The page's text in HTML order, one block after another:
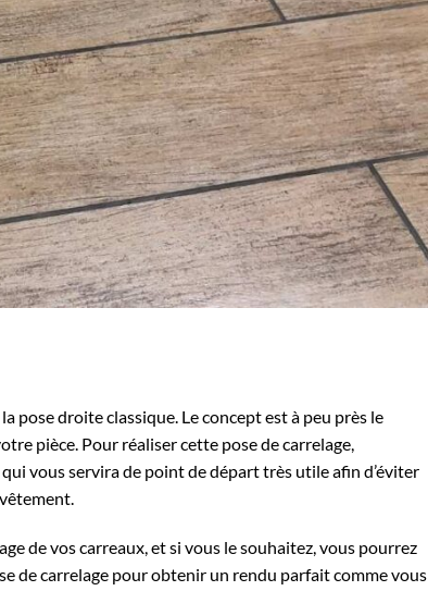
pose droite classique. Le concept est à peu près le
pièce. Pour réaliser cette pose de carrelage,
vous servira de point de départ très utile afin d’éviter
de vos carreaux, et si vous le souhaitez, vous pourrez
de carrelage pour obtenir un rendu parfait comme vous